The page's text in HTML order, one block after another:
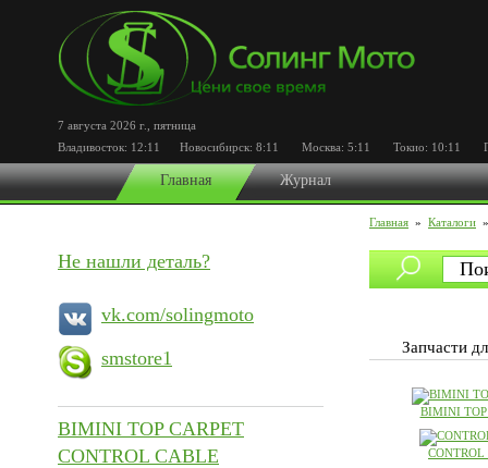
7 августа 2026 г.
пятница
Владивосток: 12:11 Новосибирск: 8:11 Москва: 5:11 Токио: 10:11
Главная Журнал
Главная » Каталоги
Не нашли деталь?
vk.com/solingmoto
smstore1
BIMINI TOP CARPET
CONTROL CABLE
Запчасти
BIMINI TOP